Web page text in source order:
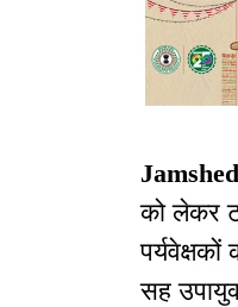
को लेकर
सह